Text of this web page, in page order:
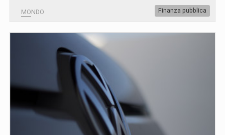
MONDO Finanza pubblica